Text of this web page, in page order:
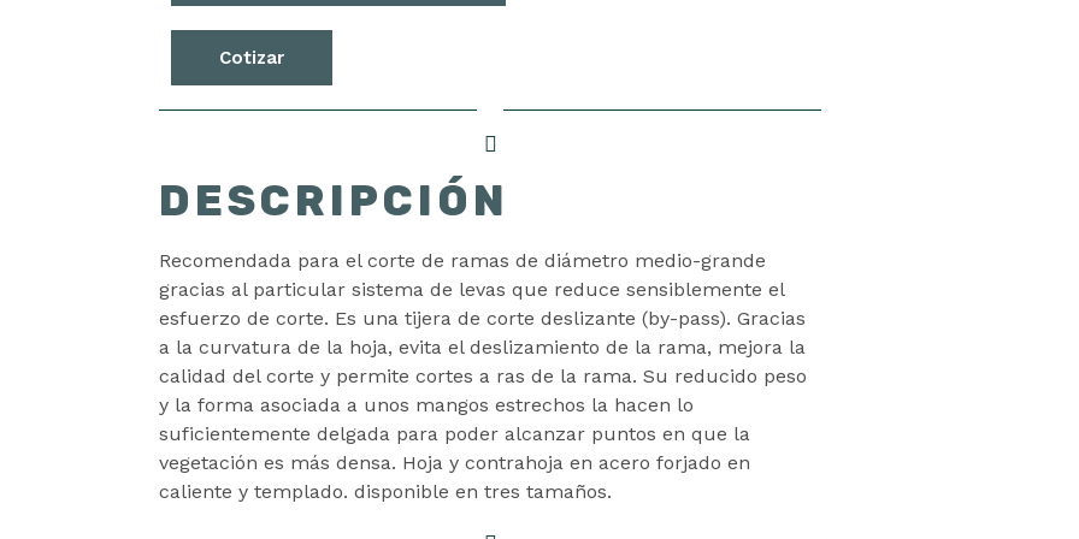
Cotizar
DESCRIPCIÓN
Recomendada para el corte de ramas de diámetro medio-grande
gracias al particular sistema de levas que reduce sensiblemente el
esfuerzo de corte. Es una tijera de corte deslizante (by-pass). Gracias
a la curvatura de la hoja, evita el deslizamiento de la rama, mejora la
calidad del corte y permite cortes a ras de la rama. Su reducido peso
y la forma asociada a unos mangos estrechos la hacen lo
suficientemente delgada para poder alcanzar puntos en que la
vegetación es más densa. Hoja y contrahoja en acero forjado en
caliente y templado. disponible en tres tamaños.